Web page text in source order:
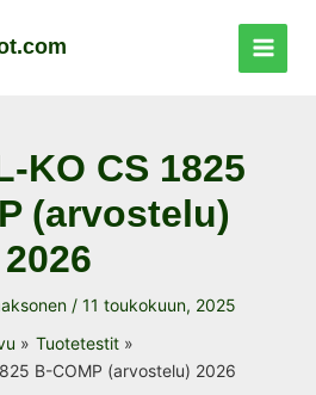
KO CS 1825
(arvostelu)
2026
/ 11 toukokuun, 2025
Tuotetestit
B-COMP (arvostelu) 2026